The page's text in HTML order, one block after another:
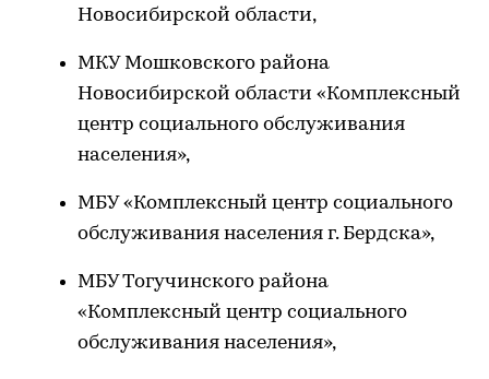
Новосибирской области,
МКУ Мошковского района
Новосибирской области «Комплексный
центр социального обслуживания
населения»,
МБУ «Комплексный центр социального
обслуживания населения г. Бердска»,
МБУ Тогучинского района
«Комплексный центр социального
обслуживания населения»,